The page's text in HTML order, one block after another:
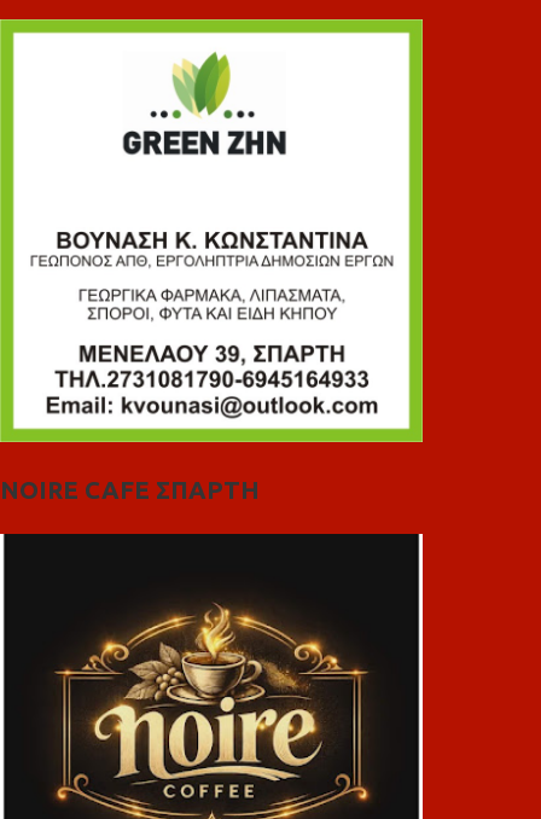
NOIRE CAFE ΣΠΑΡΤΗ